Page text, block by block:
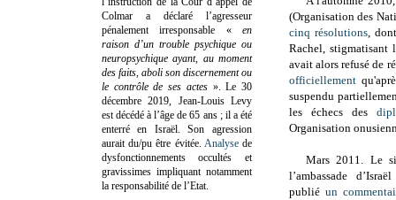
(Organisation des
cinq résolutions,
Rachel, stigmatisant
avait alors refusé de
officiellement
suspendu
les échecs des
Organisation
Mars 2011. Le
l’ambassade
publié un
Colmar a déclaré l’agresseur
pénalement irresponsable «en
raison d’un trouble psychique ou
neuropsychique ayant, au moment
des faits, aboli son discernement ou
le contrôle de ses actes». Le 30
décembre 2019, Jean-Louis Levy
est décédé à l’âge de 65 ans ; il a été
enterré en Israël. Son agression
aurait du/pu être évitée. Analysede
dysfonctionnements occultés et
gravissimes impliquant notamment
la responsabilité de l’Etat.